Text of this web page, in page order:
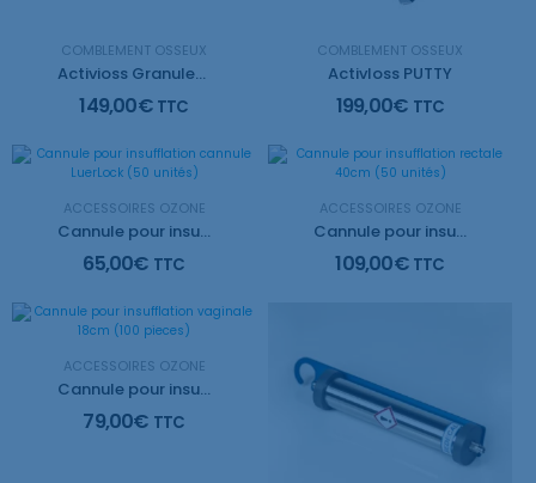
COMBLEMENT OSSEUX
Activioss Granules 1,0
149,00€ TTC
COMBLEMENT OSSEUX
ActivIoss PUTTY
199,00€ TTC
ACCESSOIRES OZONE
Cannule pour insufflation cannule LuerLock (50 unités)
65,00€ TTC
ACCESSOIRES OZONE
Cannule pour insufflation rectale 40cm (50 unités)
109,00€ TTC
ACCESSOIRES OZONE
Cannule pour insufflation vaginale 18cm (100 pieces)
79,00€ TTC